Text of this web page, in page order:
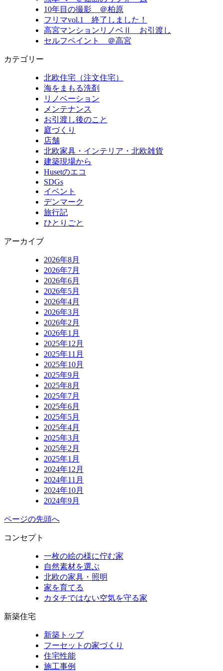
10年目の撮影 ＠柏原
フリマvol.1 終了しました！
高宮マンションリノベⅡ お引渡し
セルフペイント ＠高宮
カテゴリー
北欧住宅（注文住宅）
海をまもる洗剤
リノベーション
メンテナンス
お引渡し後のこと
庭づくり
店舗
北欧家具・インテリア・北欧雑貨
建築現場から
Husetのエコ
SDGs
イベント
デンマーク
旅行記
ひとりごと
アーカイブ
2026年8月
2026年7月
2026年6月
2026年5月
2026年4月
2026年3月
2026年2月
2026年1月
2025年12月
2025年11月
2025年10月
2025年9月
2025年8月
2025年7月
2025年6月
2025年5月
2025年4月
2025年3月
2025年2月
2025年1月
2024年12月
2024年11月
2024年10月
2024年9月
ページの先頭へ
コンセプト
一枚の絵の様に佇む家
自然素材を選ぶ
北欧の家具・照明
家を育てる
カタチではない空気を守る家
新築住宅
新築トップ
フーセットの家づくり
住宅性能
施工事例